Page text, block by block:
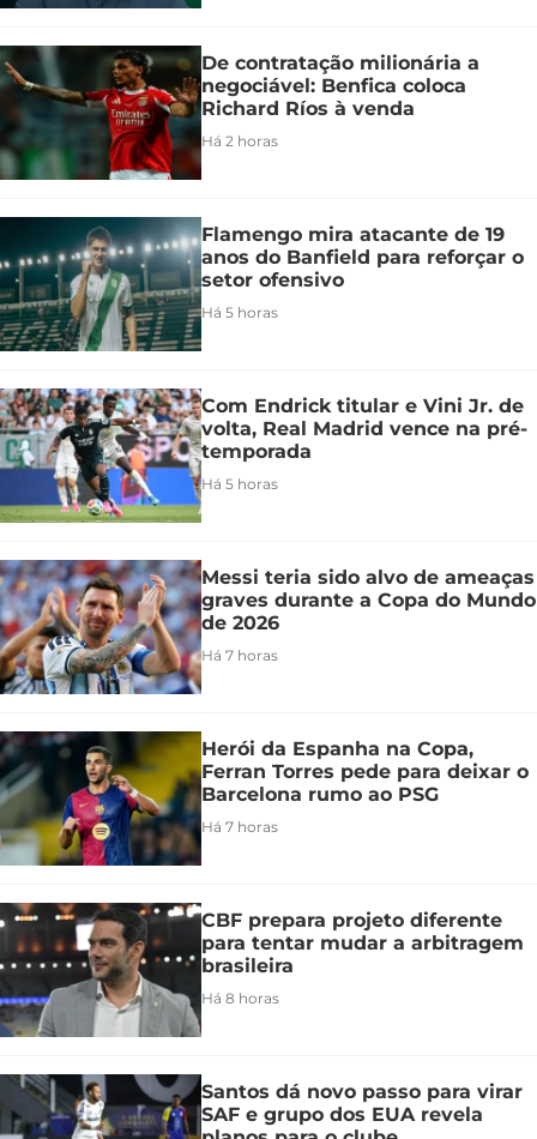
De contratação milionária a
negociável: Benfica coloca
Richard Ríos à venda
Há 2 horas
Flamengo mira atacante de 19
anos do Banfield para reforçar o
setor ofensivo
Há 5 horas
Com Endrick titular e Vini Jr. de
volta, Real Madrid vence na pré-
temporada
Há 5 horas
Messi teria sido alvo de ameaças
graves durante a Copa do Mundo
de 2026
Há 7 horas
Herói da Espanha na Copa,
Ferran Torres pede para deixar o
Barcelona rumo ao PSG
Há 7 horas
CBF prepara projeto diferente
para tentar mudar a arbitragem
brasileira
Há 8 horas
Santos dá novo passo para virar
SAF e grupo dos EUA revela